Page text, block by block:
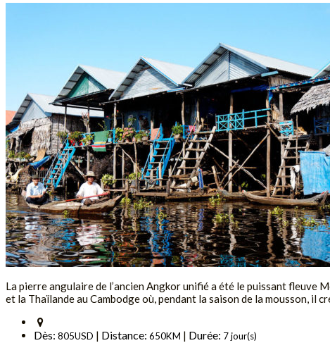
La pierre angulaire de l’ancien Angkor unifié a été le puissant fleuve
et la Thaïlande au Cambodge où, pendant la saison de la mousson, il
Dès: 805USD | Distance: 650KM | Durée: 7 jour(s)